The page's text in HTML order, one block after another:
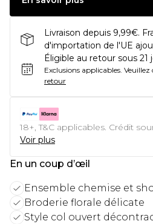
Livraison depuis 9,99€.
d'importation de l'UE
Éligible au retour sous 21
Exclusions applicables. Veuillez
retour
18+, T&C applicables. Crédit
Voir plus
En un coup d’œil
Ensemble chemise et
Broderie florale délicate
Style col ouvert